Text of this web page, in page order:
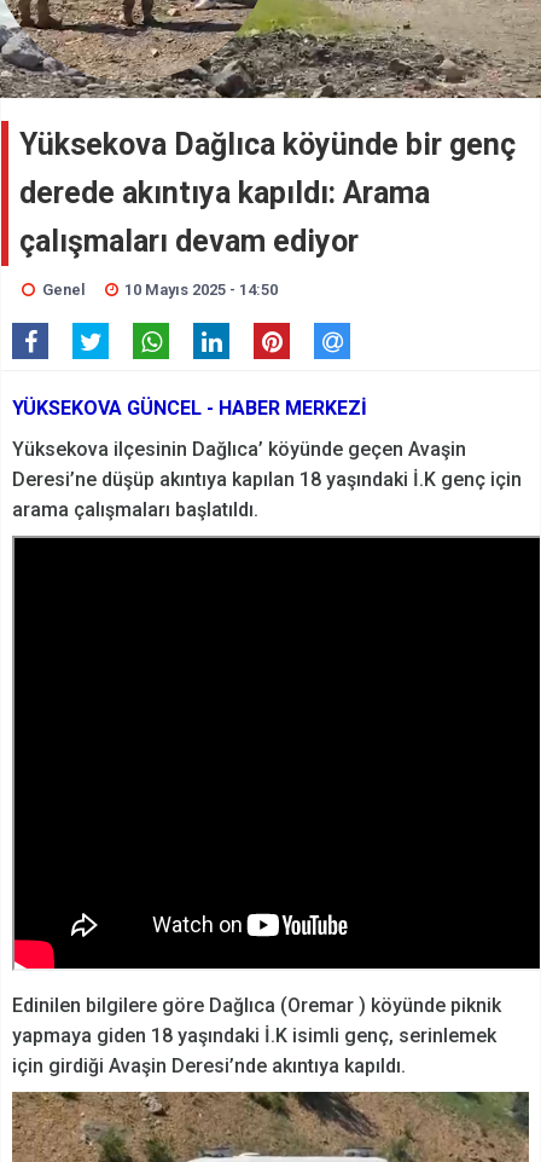
Yüksekova Dağlıca köyünde bir genç
derede akıntıya kapıldı: Arama
çalışmaları devam ediyor
Genel 10 Mayıs 2025 - 14:50
YÜKSEKOVA GÜNCEL - HABER MERKEZİ
Yüksekova ilçesinin Dağlıca’ köyünde geçen Avaşin
Deresi’ne düşüp akıntıya kapılan 18 yaşındaki İ.K genç için
arama çalışmaları başlatıldı.
Edinilen bilgilere göre Dağlıca (Oremar ) köyünde piknik
yapmaya giden 18 yaşındaki İ.K isimli genç, serinlemek
için girdiği Avaşin Deresi’nde akıntıya kapıldı.